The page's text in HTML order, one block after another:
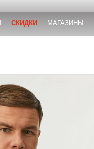
СКИДКИ МАГАЗИНЫ